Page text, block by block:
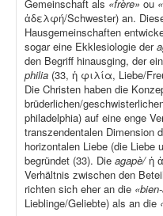
Gemeinschaft als «frère» ou
ἀδελφή/Schwester) an.
Hausgemeinschaften
sogar eine Ekklesiologie der
den Begriff hinausging, der
philia (33, ἡ φιλία, Liebe/
Die Christen haben die
brüderlichen/
philadelphia) auf eine enge
transzendentalen Dimension
horizontalen Liebe (die Liebe
begründet (33). Die agapè/ἡ
Verhältnis zwischen den
richten sich eher an die
Lieblinge/Geliebte) als an die